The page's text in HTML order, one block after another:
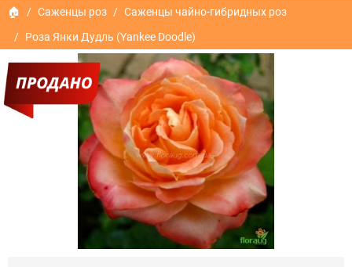
🏠 Саженцы роз
Саженцы чайно-гибридных роз
Роза Янки Дудль (Yankee Doodle)